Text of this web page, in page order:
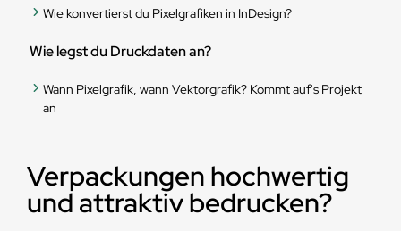
Verpackungen hochwertig
und attraktiv bedrucken?
Wie konvertierst du Pixelgrafiken in InDesign?
Wie legst du Druckdaten an?
Wann Pixelgrafik, wann Vektorgrafik? Kommt auf's Projekt
an